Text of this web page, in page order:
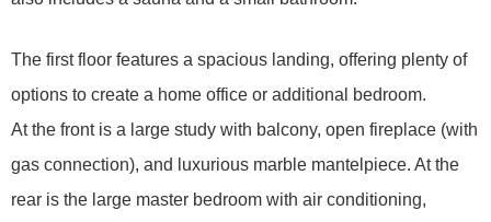
The first floor features a spacious landing, offering plenty of
options to create a home office or additional bedroom.
At the front is a large study with balcony, open fireplace (with
gas connection), and luxurious marble mantelpiece. At the
rear is the large master bedroom with air conditioning,